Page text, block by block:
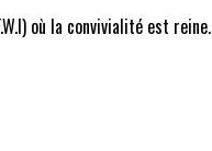
où la convivialité est reine.